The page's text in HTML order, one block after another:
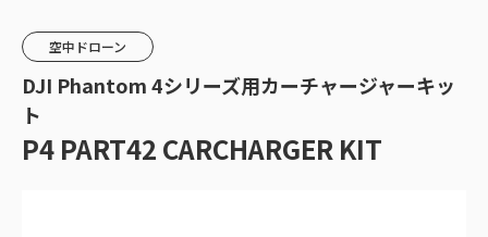
空中ドローン
DJI Phantom 4シリーズ用カーチャージャーキッ
ト
P4 PART42 CARCHARGER KIT